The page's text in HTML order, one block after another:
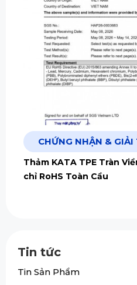
CHỨNG NHẬN & GIẢI
Thảm KATA TPE Tràn
chỉ RoHS Toàn Cầu
Tin tức
Tin Sản Phẩm